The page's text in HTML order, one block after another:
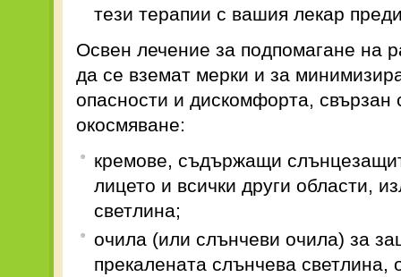
тези терапии с вашия лекар
Освен лечение за подпомагане на
да се вземат мерки и за
опасности и дискомфорта, свързан
окосмяване:
кремове, съдържащи
лицето и всички други области,
светлина;
очила (или слънчеви очила) за
прекалената слънчева светлина,